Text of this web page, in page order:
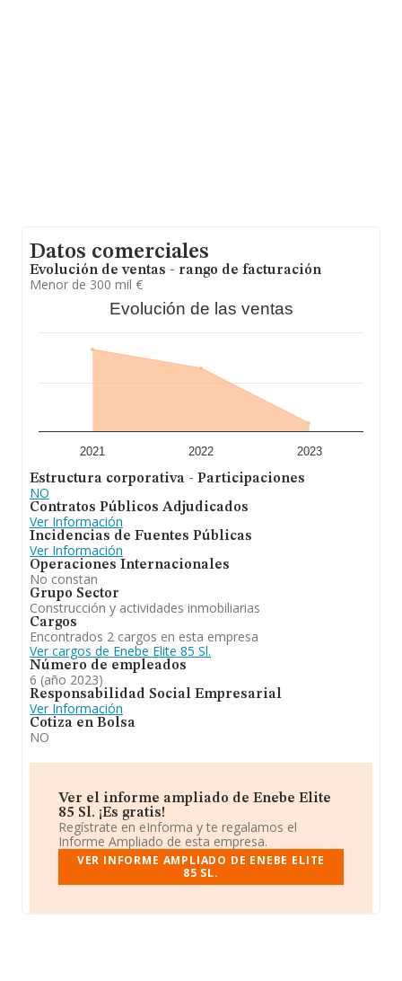
Datos comerciales
Evolución de ventas - rango de facturación
Menor de 300 mil €
Evolución de las ventas
2021 2022 2023
Estructura corporativa - Participaciones
NO
Contratos Públicos Adjudicados
Ver Información
Incidencias de Fuentes Públicas
Ver Información
Operaciones Internacionales
No constan
Grupo Sector
Construcción y actividades inmobiliarias
Cargos
Encontrados 2 cargos en esta empresa
Ver cargos de Enebe Elite 85 Sl.
Número de empleados
6 (año 2023)
Responsabilidad Social Empresarial
Ver Información
Cotiza en Bolsa
NO
Ver el informe ampliado de Enebe Elite
85 Sl. ¡Es gratis!
Regístrate en eInforma y te regalamos el
Informe Ampliado de esta empresa.
VER INFORME AMPLIADO DE ENEBE ELITE
85 SL.